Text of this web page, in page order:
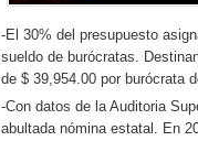
-El 30% del presupuesto
sueldo de burócratas.
de $ 39,954.00 por burócrata
-Con datos de la Auditoria
abultada nómina estatal. En